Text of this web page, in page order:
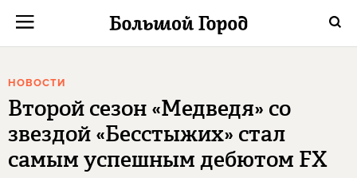
НОВОСТИ
Второй сезон «Медведя» со
звездой «Бесстыжих» стал
самым успешным дебютом FX